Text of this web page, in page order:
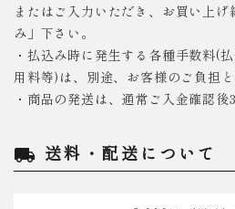
またはご入力いただき、お買い上
み」下さい。
・払込み時に発生する各種手数料(
用料等)は、別途、お客様のご負担
・商品の発送は、通常ご入金確認後
local_shipping 送料・配送について